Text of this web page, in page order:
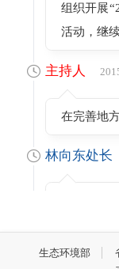
组织开展
活动，继
主持人
在完善地
林向东处长
研、论证
生态环境部